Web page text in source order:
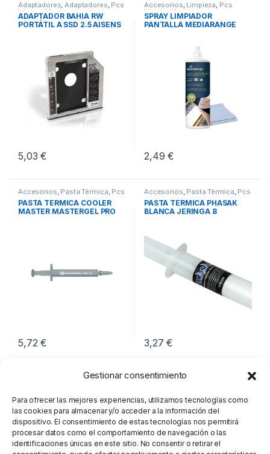
Gestionar consentimiento
Para ofrecer las mejores experiencias, utilizamos tecnologías como
las cookies para almacenar y/o acceder a la información del
dispositivo. El consentimiento de estas tecnologías nos permitirá
procesar datos como el comportamiento de navegación o las
identificaciones únicas en este sitio. No consentir o retirar el
Adaptadores,Adaptadores, Pcs
Integración
ADAPTADOR BAHÍA RW
PORTÁTIL A SSD 2.5 AISENS
5,03€
Accesorios, Limpieza, Pcs
Integración
SPRAY LIMPIADOR
PANTALLA MEDIARANGE
2,49€
Accesorios, Pasta Térmica, Pcs
Integración
PASTA TERMICA COOLER
MASTER MASTERGEL PRO
5,72€
Accesorios, Pasta Térmica, Pcs
Integración
PASTA TÉRMICA PHASAK
BLANCA JERINGA 8
3,27€